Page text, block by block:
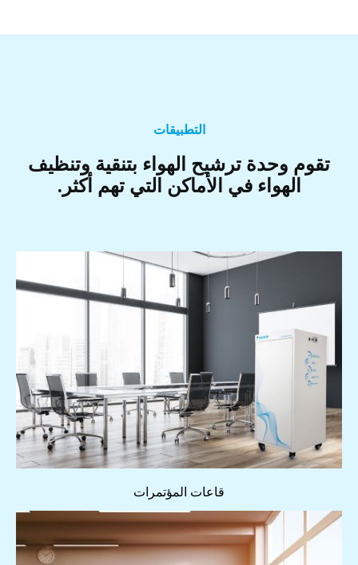
التطبيقات
تقوم وحدة ترشيح الهواء بتنقية وتنظيف
الهواء في الأماكن التي تهم أكثر.
قاعات المؤتمرات